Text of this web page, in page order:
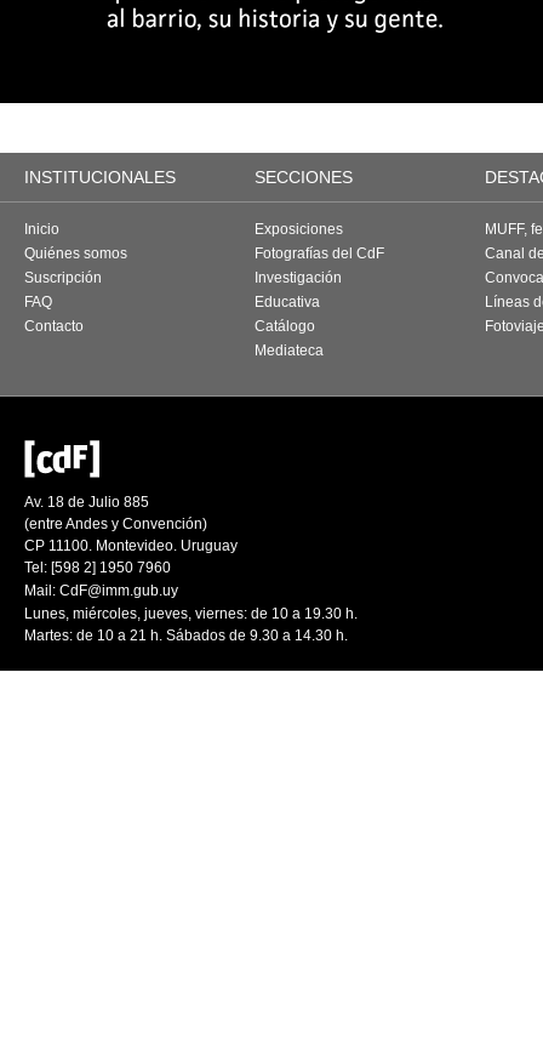
INSTITUCIONALES SECCIONES
Inicio
Quiénes somos
Suscripción
FAQ
Contacto
Exposiciones
Fotografías del CdF
Investigación
Educativa
Catálogo
Mediateca
MUFF,
Canal
Líneas
Av. 18 de Julio 885
(entre Andes y Convención)
CP 11100. Montevideo. Uruguay
Tel: [598 2] 1950 7960
Mail: CdF@imm.gub.uy
Lunes, miércoles, jueves, viernes: de 10 a 19.30 h.
Martes: de 10 a 21 h. Sábados de 9.30 a 14.30 h.